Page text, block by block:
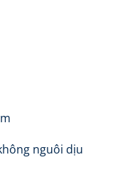
nguôi dịu